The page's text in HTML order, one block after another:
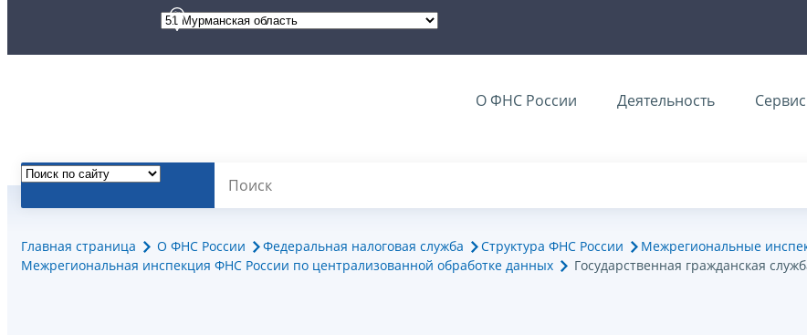
О ФНС России Деятельность
Главная страница О ФНС России Федеральная налоговая служба Структура ФНС России
Межрегиональные
Межрегиональная инспекция ФНС России по централизованной обработке данных
Государственная гражданская